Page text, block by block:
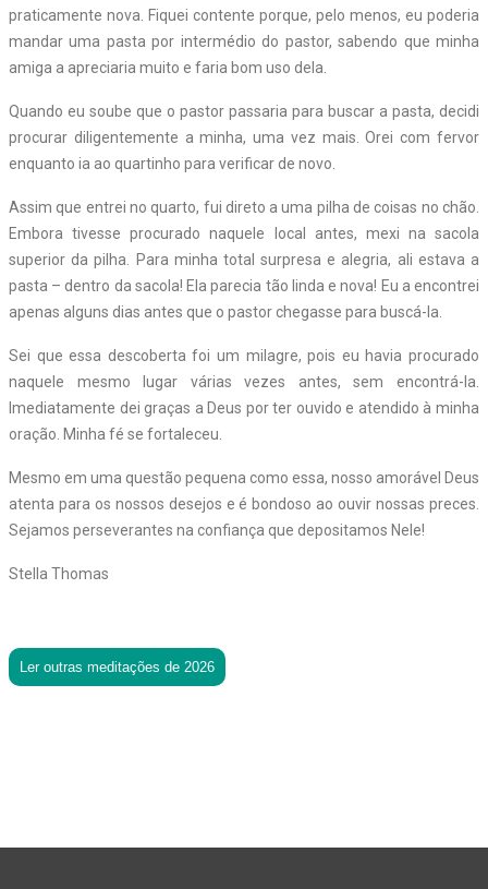
praticamente nova. Fiquei contente porque, pelo menos, eu poderia
mandar uma pasta por intermédio do pastor, sabendo que minha
amiga a apreciaria muito e faria bom uso dela.
Quando eu soube que o pastor passaria para buscar a pasta, decidi
procurar diligentemente a minha, uma vez mais. Orei com fervor
enquanto ia ao quartinho para verificar de novo.
Assim que entrei no quarto, fui direto a uma pilha de coisas no chão.
Embora tivesse procurado naquele local antes, mexi na sacola
superior da pilha. Para minha total surpresa e alegria, ali estava a
pasta – dentro da sacola! Ela parecia tão linda e nova! Eu a encontrei
apenas alguns dias antes que o pastor chegasse para buscá-la.
Sei que essa descoberta foi um milagre, pois eu havia procurado
naquele mesmo lugar várias vezes antes, sem encontrá-la.
Imediatamente dei graças a Deus por ter ouvido e atendido à minha
oração. Minha fé se fortaleceu.
Mesmo em uma questão pequena como essa, nosso amorável Deus
atenta para os nossos desejos e é bondoso ao ouvir nossas preces.
Sejamos perseverantes na confiança que depositamos Nele!
Stella Thomas
Ler outras meditações de 2026